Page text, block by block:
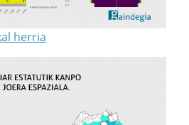
herria